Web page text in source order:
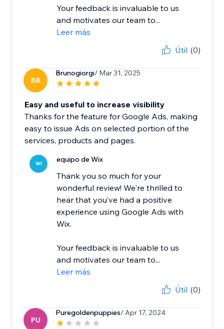
Your feedback is invaluable to us
and motivates our team to...
Leer más
Útil (0)
BR
Brunogiorgi/ Mar 31, 2025
Easy and useful to increase visibility
Thanks for the feature for Google Ads, making
easy to issue Ads on selected portion of the
services, products and pages.
WI equipo de Wix
Thank you so much for your
wonderful review! We're thrilled to
hear that you’ve had a positive
experience using Google Ads with
Wix.
Your feedback is invaluable to us
and motivates our team to...
Leer más
Útil (0)
PU
Puregoldenpuppies/ Apr 17, 2024